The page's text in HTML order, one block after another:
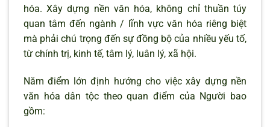
hóa. Xây dựng nền văn hóa, không chỉ thuần túy
quan tâm đến ngành / lĩnh vực văn hóa riêng biệt
mà phải chú trọng đến sự đồng bộ của nhiều yếu tố,
từ chính trị, kinh tế, tâm lý, luân lý, xã hội.
Năm điểm lớn định hướng cho việc xây dựng nền
văn hóa dân tộc theo quan điểm của Người bao
gồm: